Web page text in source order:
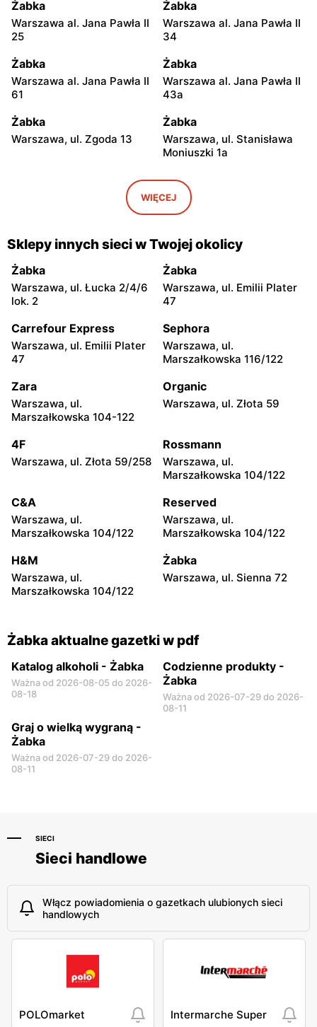
Żabka
Warszawa al. Jana Pawła II
25
Żabka
Warszawa al. Jana Pawła II
34
Żabka
Warszawa al. Jana Pawła II
61
Żabka
Warszawa al. Jana Pawła II
43a
Żabka
Warszawa, ul. Zgoda 13
Żabka
Warszawa, ul. Stanisława
Moniuszki 1a
Świętokrzyska 0 Stacja
Żabka
Warszawa, ul. Grzybowska
5
Żabka
Łódź, ul. Żurawia 14
Żabka
Warszawa, ul. Żurawia 18
Żabka Żabka
104
Żabka
2
Żabka
Żabka
Chałubińskiego 8
Żabka
Żabka
4
Żabka
Żabka Żabka
Żabka
Warszawa, ul. Prosta 2/14
Żabka
WIĘCEJ
Sklepy innych sieci w Twojej okolicy
Żabka
Warszawa, ul. Łucka 2/4/6
lok. 2
Żabka
Warszawa, ul. Emilii Plater
47
Carrefour Express
Warszawa, ul. Emilii Plater
47
Sephora
Warszawa, ul.
Marszałkowska 116/122
Zara
Warszawa, ul.
Marszałkowska 104-122
Organic
Warszawa, ul. Złota 59
4F
Warszawa, ul. Złota 59/258
Rossmann
Warszawa, ul.
Marszałkowska 104/122
C&A
Warszawa, ul.
Marszałkowska 104/122
Reserved
Warszawa, ul.
Marszałkowska 104/122
H&M
Warszawa, ul.
Marszałkowska 104/122
Żabka
Warszawa, ul. Sienna 72
Żabka aktualne gazetki w pdf
Katalog alkoholi - Żabka
Ważna od 2026-08-05 do 2026-
08-18
Codzienne produkty -
Żabka
Ważna od 2026-07-29 do 2026-
08-11
Graj o wielką wygraną -
Żabka
Ważna od 2026-07-29 do 2026-
08-11
SIECI
Sieci handlowe
Włącz powiadomienia o gazetkach ulubionych sieci
handlowych
POLOmarket Intermarche Super